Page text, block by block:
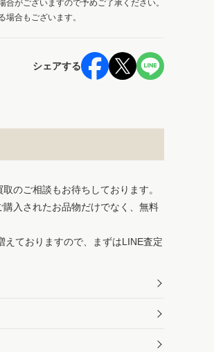
がございますので予めご了承ください。
合もございます。
シェアする
のご相談もお待ちしております。
入されたお品物だけでなく、無料
ておりますので、まずはLINE査定